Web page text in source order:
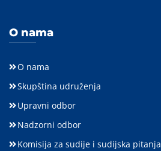
O nama
O nama
Skupština udruženja
Upravni odbor
Nadzorni odbor
Komisija za sudije i sudijska pitanja